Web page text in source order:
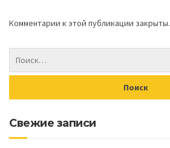
Комментарии к этой публикации закрыты.
Свежие записи